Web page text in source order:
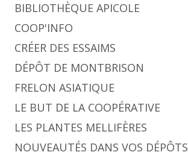
BIBLIOTHÈQUE APICOLE
COOP'INFO
CRÉER DES ESSAIMS
DÉPÔT DE MONTBRISON
FRELON ASIATIQUE
LE BUT DE LA COOPÉRATIVE
LES PLANTES MELLIFÈRES
NOUVEAUTÉS DANS VOS DÉPÔTS